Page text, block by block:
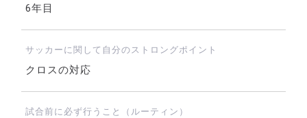
6年目
サッカーに関して自分のストロングポイント
クロスの対応
試合前に必ず行うこと（ルーティン）